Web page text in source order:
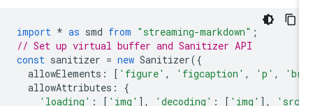
import * as smd from "streaming-markdown"
// Set up virtual buffer and Sanitizer API
const sanitizer = new Sanitizer
allowElements
: ['figure' , 'figcaption' , 'p' ,
allowAttributes
:
'loading'
: ['img' ], 'decoding' : ['img' ],